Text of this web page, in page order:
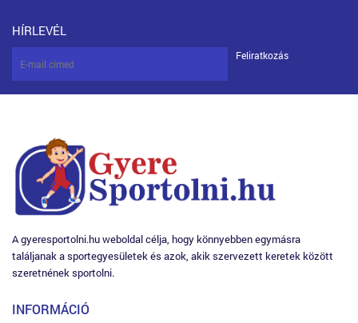
HÍRLEVÉL
Feliratkozás
A gyeresportolni.hu weboldal célja, hogy könnyebben egymásra
találjanak a sportegyesületek és azok, akik szervezett keretek között
szeretnének sportolni.
INFORMÁCIÓ